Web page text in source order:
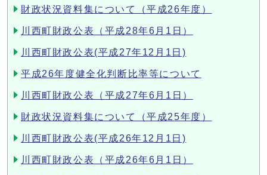
財政状況資料集について（平成26年度）
川西町財政公表（平成28年6月1日）
川西町財政公表(平成27年12月1日)
平成26年度健全化判断比率等について
川西町財政公表（平成27年6月1日）
財政状況資料集について（平成25年度）
川西町財政公表(平成26年12月1日)
川西町財政公表（平成26年6月1日）